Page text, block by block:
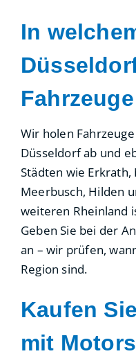
In
Wir holen
Düsseldorf ab und
Städten wie Erkrath,
Meerbusch, Hilden
weiteren Rheinland
Geben Sie bei der
an – wir prüfen,
Region sind.
Kaufen
mit